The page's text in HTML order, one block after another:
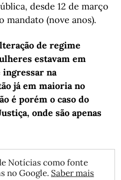
desde 12 de março
mandato (nove anos).
de regime
estavam em
na
já em maioria no
é porém o caso do
onde são apenas
Notícias como fonte
no Google. Saber mais